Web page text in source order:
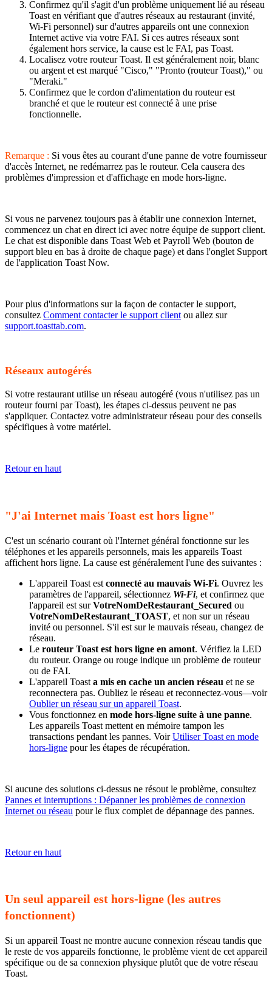
Confirmez qu'il s'agit d'un problème uniquement lié au réseau
Toast en vérifiant que d'autres réseaux au restaurant (invité,
Wi-Fi personnel) sur d'autres appareils ont une connexion
Internet active via votre FAI. Si ces autres réseaux sont
également hors service, la cause est le FAI, pas Toast.
Localisez votre routeur Toast. Il est généralement noir, blanc
ou argent et est marqué "Cisco," "Pronto (routeur Toast)," ou
"Meraki."
Confirmez que le cordon d'alimentation du routeur est
branché et que le routeur est connecté à une prise
fonctionnelle.
Remarque : Si vous êtes au courant d'une panne de votre fournisseur
d'accès Internet, ne redémarrez pas le routeur. Cela causera des
problèmes d'impression et d'affichage en mode hors-ligne.
Si vous ne parvenez toujours pas à établir une connexion Internet,
commencez un chat en direct ici avec notre équipe de support client.
Le chat est disponible dans Toast Web et Payroll Web (bouton de
support bleu en bas à droite de chaque page) et dans l'onglet Support
de l'application Toast Now.
Pour plus d'informations sur la façon de contacter le support,
consultez Comment contacter le support client ou allez sur
support.toasttab.com.
Réseaux autogérés
Si votre restaurant utilise un réseau autogéré (vous n'utilisez pas un
routeur fourni par Toast), les étapes ci-dessus peuvent ne pas
s'appliquer. Contactez votre administrateur réseau pour des conseils
spécifiques à votre matériel.
Retour en haut
"J'ai Internet mais Toast est hors ligne"
C'est un scénario courant où l'Internet général fonctionne sur les
téléphones et les appareils personnels, mais les appareils Toast
affichent hors ligne. La cause est généralement l'une des suivantes :
L'appareil Toast est connecté au mauvais Wi-Fi. Ouvrez les
paramètres de l'appareil, sélectionnez Wi-Fi, et confirmez que
l'appareil est surVotreNomDeRestaurant_Secured ou
VotreNomDeRestaurant_TOAST, et non sur un réseau
invité ou personnel. S'il est sur le mauvais réseau, changez de
réseau.
Le routeur Toast est hors ligne en amont. Vérifiez la LED
du routeur. Orange ou rouge indique un problème de routeur
ou de FAI.
L'appareil Toast a mis en cache un ancien réseau et ne se
reconnectera pas. Oubliez le réseau et reconnectez-vous—voir
Oublier un réseau sur un appareil Toast.
Vous fonctionnez en mode hors-ligne suite à une panne.
Les appareils Toast mettent en mémoire tampon les
transactions pendant les pannes. VoirUtiliser Toast en mode
hors-ligne pour les étapes de récupération.
Si aucune des solutions ci-dessus ne résout le problème, consultez
Pannes et interruptions : Dépanner les problèmes de connexion
Internet ou réseau pour le flux complet de dépannage des pannes.
Retour en haut
Un seul appareil est hors-ligne (les autres
fonctionnent)
Si un appareil Toast ne montre aucune connexion réseau tandis que
le reste de vos appareils fonctionne, le problème vient de cet appareil
spécifique ou de sa connexion physique plutôt que de votre réseau
Toast.